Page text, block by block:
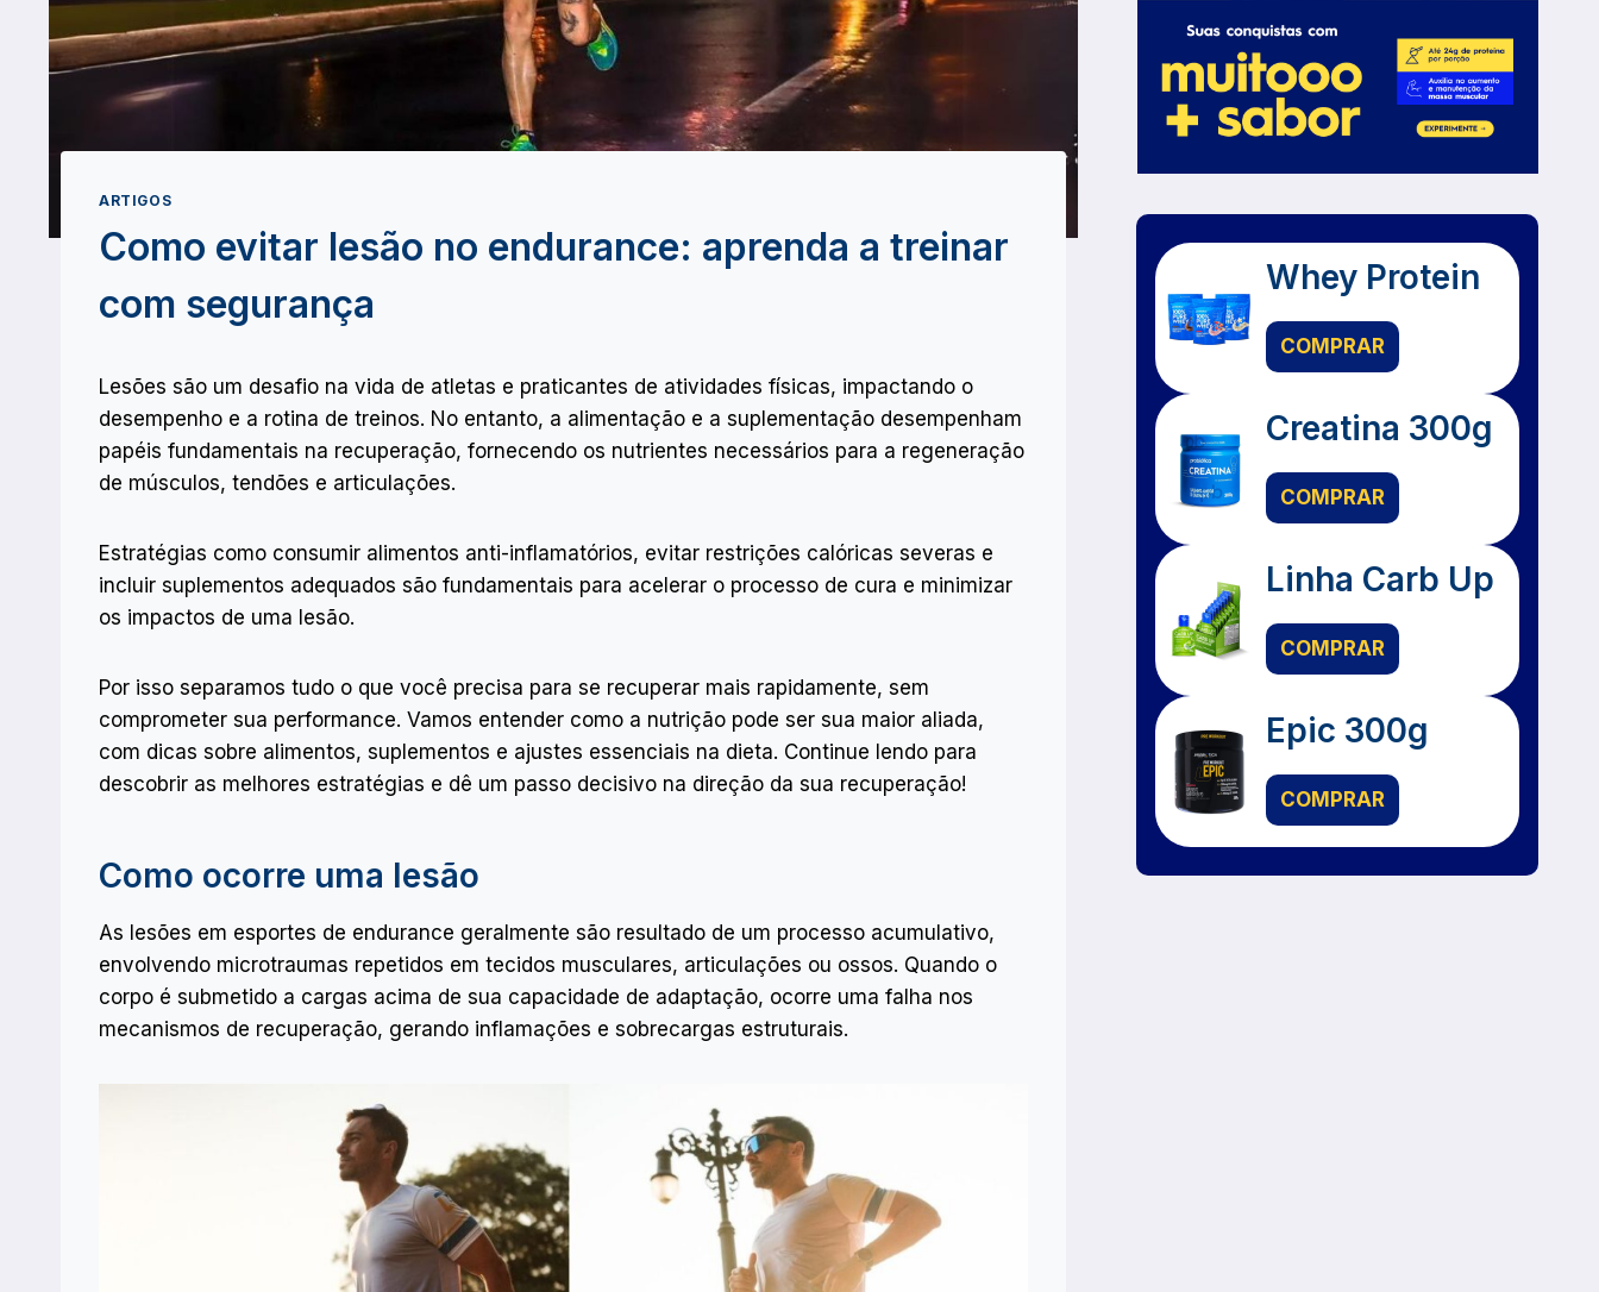
ARTIGOS
Como evitar lesão no endurance: aprenda a treinar
com segurança
Lesões são um desafio na vida de atletas e praticantes de atividades físicas, impactando o
desempenho e a rotina de treinos. No entanto, a alimentação e a suplementação desempenham
papéis fundamentais na recuperação, fornecendo os nutrientes necessários para a regeneração
de músculos, tendões e articulações.
Estratégias como consumir alimentos anti-inflamatórios, evitar restrições calóricas severas e
incluir suplementos adequados são fundamentais para acelerar o processo de cura e minimizar
os impactos de uma lesão.
Por isso separamos tudo o que você precisa para se recuperar mais rapidamente, sem
comprometer sua performance. Vamos entender como a nutrição pode ser sua maior aliada,
com dicas sobre alimentos, suplementos e ajustes essenciais na dieta. Continue lendo para
descobrir as melhores estratégias e dê um passo decisivo na direção da sua recuperação!
Como ocorre uma lesão
As lesões em esportes de endurance geralmente são resultado de um processo acumulativo,
envolvendo microtraumas repetidos em tecidos musculares, articulações ou ossos. Quando o
corpo é submetido a cargas acima de sua capacidade de adaptação, ocorre uma falha nos
mecanismos de recuperação, gerando inflamações e sobrecargas estruturais.
Whey Protein
COMPRAR
Creatina 300g
COMPRAR
Linha Carb Up
COMPRAR
Epic 300g
COMPRAR